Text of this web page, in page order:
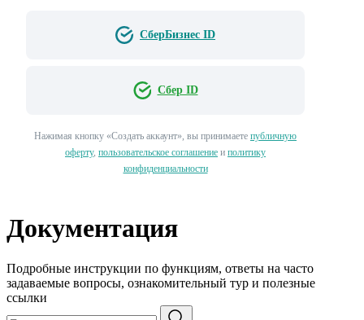
СберБизнес ID
Сбер ID
Нажимая кнопку «Создать аккаунт», вы принимаете публичную
оферту, пользовательское соглашение и политику
конфиденциальности
Документация
Подробные инструкции по функциям, ответы на часто
задаваемые вопросы, ознакомительный тур и полезные
ссылки